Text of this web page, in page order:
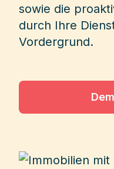
sowie die
durch Ihre
Vordergrund.